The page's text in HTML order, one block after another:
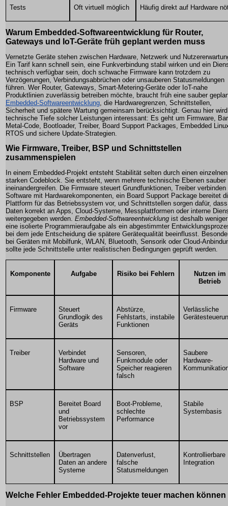
Tests Oft virtuell möglich Häufig direkt auf Hardware
Warum Embedded-Softwareentwicklung für Router,
Gateways und IoT-Geräte früh geplant werden muss
Vernetzte Geräte stehen zwischen Hardware, Netzwerk und
Ein Tarif kann schnell sein, eine Funkverbindung stabil wirken und ein
technisch verfügbar sein, doch schwache Firmware kann trotzdem zu
Verzögerungen, Verbindungsabbrüchen oder unsauberen Statusmeldungen
führen. Wer Router, Gateways, Smart-Metering-Geräte oder IoT-nahe
Produktlinien zuverlässig betreiben möchte, braucht früh eine sauber
Embedded-Softwareentwicklung, die Hardwaregrenzen, Schnittstellen,
Sicherheit und spätere Wartung gemeinsam berücksichtigt. Genau hier
technische Tiefe solcher Leistungen interessant: Es geht um Firmware,
Metal-Code, Bootloader, Treiber, Board Support Packages, Embedded
RTOS und sichere Update-Strategien.
Wie Firmware, Treiber, BSP und Schnittstellen
zusammenspielen
In einem Embedded-Projekt entsteht Stabilität selten durch einen einzelnen
starken Codeblock. Sie entsteht, wenn mehrere technische Ebenen sauber
ineinandergreifen. Die Firmware steuert Grundfunktionen, Treiber verbinden
Software mit Hardwarekomponenten, ein Board Support Package bereitet
Plattform für das Betriebssystem vor, und Schnittstellen sorgen dafür, dass
Daten korrekt an Apps, Cloud-Systeme, Messplattformen oder interne
weitergegeben werden. Embedded-Softwareentwicklung ist deshalb weniger
eine isolierte Programmieraufgabe als ein abgestimmter
bei dem jede Entscheidung die spätere Gerätequalität beeinflusst.
bei Geräten mit Mobilfunk, WLAN, Bluetooth, Sensorik oder Cloud-
sollte jede Schnittstelle unter realistischen Bedingungen geprüft werden.
Komponente Aufgabe Risiko bei Fehlern
Nutzen im
Betrieb
Firmware
Steuert
Grundlogik des
Geräts
Abstürze,
Fehlstarts, instabile
Funktionen
Verlässliche
Treiber
Verbindet
Hardware und
Software
Sensoren,
Funkmodule oder
Speicher reagieren
falsch
Saubere
Hardware-
BSP
Bereitet Board
und
Betriebssystem
vor
Boot-Probleme,
schlechte
Performance
Stabile
Systembasis
Schnittstellen
Übertragen
Daten an andere
Systeme
Datenverlust,
falsche
Statusmeldungen
Kontrollierbare
Integration
Welche Fehler Embedded-Projekte teuer machen können